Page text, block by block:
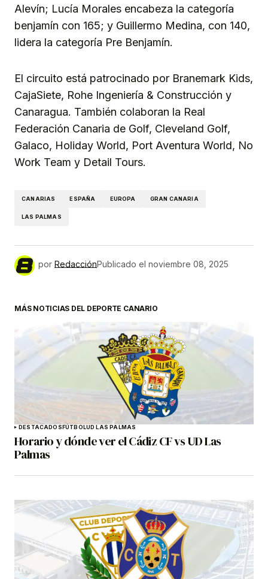
Alevín; Lucía Morales encabeza la categoría
benjamín con 165; y Guillermo Medina, con 140,
lidera la categoría Pre Benjamín.
El circuito está patrocinado por Branemark Kids,
CajaSiete, Rohe Ingeniería & Construcción y
Canaragua. También colaboran la Real
Federación Canaria de Golf, Cleveland Golf,
Galaco, Holiday World, Port Aventura World, No
Work Team y Detail Tours.
CANARIAS ESPAÑA EUROPA GRAN CANARIA
LAS PALMAS
por RedacciónPublicado el noviembre 08, 2025
MÁS NOTICIAS DEL DEPORTE CANARIO
DESTACADOSFÚTBOLUD LAS PALMAS
Horario y dónde ver el Cádiz CF vs UD Las
Palmas